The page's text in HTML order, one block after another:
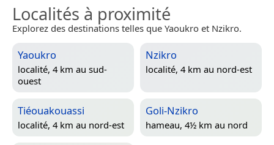
Localités à proximité
Explorez des destinations telles que Yaoukro et Nzikro.
Yaoukro
localité, 4 km au sud-
ouest
Nzikro
localité, 4 km au nord-est
Tiéouakouassi
localité, 4 km au nord-est
Goli-Nzikro
hameau, 4½ km au nord